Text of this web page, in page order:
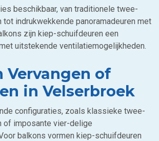
beschikbaar, van traditionele twee-
indrukwekkende panoramadeuren met
zijn kiep-schuifdeuren een
uitstekende ventilatiemogelijkheden.
Vervangen of
in Velserbroek
configuraties, zoals klassieke twee-
of imposante vier-delige
balkons vormen kiep-schuifdeuren